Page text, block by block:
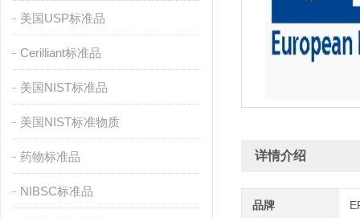
美国USP标准品
Cerilliant标准品
美国NIST标准品
美国NIST标准物质
药物标准品
NIBSC标准品
详情介绍
品牌